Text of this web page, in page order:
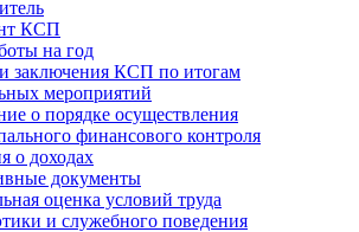
КСП
на год
заключения КСП по итогам
мероприятий
о порядке осуществления
финансового контроля
о доходах
документы
оценка условий труда
и служебного поведения